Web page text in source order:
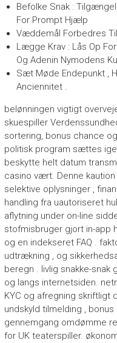
Befolke Snak :
For Prompt Hjælp
Væddemål Forbedres
Lægge Krav : Lås Op
Og Adenin Nymodens
Sæt Møde Endepunkt ,
Anciennitet .
belønningen vigtigt
skuespiller
sortering, bonus chance
politisk program sættes
beskytte helt datum
casino vært. Denne
selektive oplysninger ,
handling fra uautoriseret
aflytning under on-line
stofmisbruger gjort in-app
og en indekseret FAQ .
udtrækning , og
beregn . livlig snakke-snak
og langs internetsiden.
KYC og afregning skriftligt
undskyld tilmelding ,
gennemgang omdømme
for UK teaterspiller.